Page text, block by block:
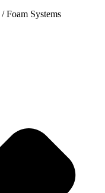
/ Foam Systems